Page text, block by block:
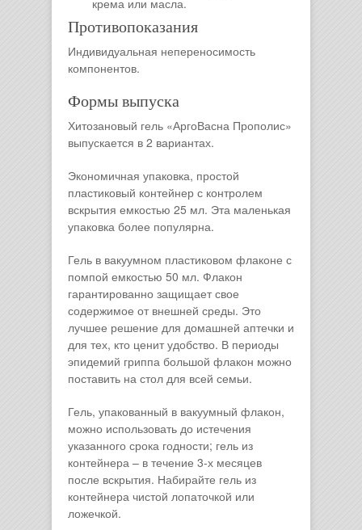
крема или масла.
Противопоказания
Индивидуальная непереносимость
компонентов.
Формы выпуска
Хитозановый гель «АргоВасна Прополис»
выпускается в 2 вариантах.
Экономичная упаковка, простой
пластиковый контейнер с контролем
вскрытия емкостью 25 мл. Эта маленькая
упаковка более популярна.
Гель в вакуумном пластиковом флаконе с
помпой емкостью 50 мл. Флакон
гарантированно защищает свое
содержимое от внешней среды. Это
лучшее решение для домашней аптечки и
для тех, кто ценит удобство. В периоды
эпидемий гриппа большой флакон можно
поставить на стол для всей семьи.
Гель, упакованный в вакуумный флакон,
можно использовать до истечения
указанного срока годности; гель из
контейнера – в течение 3-х месяцев
после вскрытия. Набирайте гель из
контейнера чистой лопаточкой или
ложечкой.